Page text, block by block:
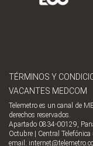
TÉRMINOS Y
VACANTES MEDCOM
Telemetro es un canal de
derechos reservados.
Apartado 0834-00129,
Octubre | Central
email: